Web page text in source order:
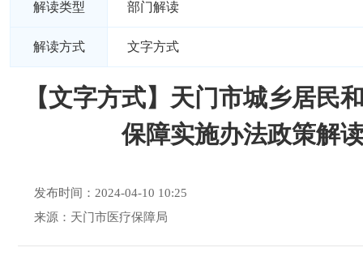
解读类型 部门解读
解读方式 文字方式
【文字方式】天门市城乡居民
保障实施办法政策解
发布时间：2024-04-10 10:25
来源：天门市医疗保障局